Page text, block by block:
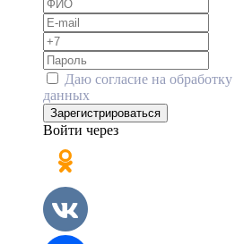
Даю согласие на обработку
данных
Зарегистрироваться
Войти через